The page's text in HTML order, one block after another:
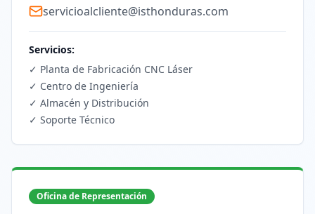
servicioalcliente@isthonduras.com
Servicios:
✓ Planta de Fabricación CNC Láser
✓ Centro de Ingeniería
✓ Almacén y Distribución
✓ Soporte Técnico
Oficina de Representación